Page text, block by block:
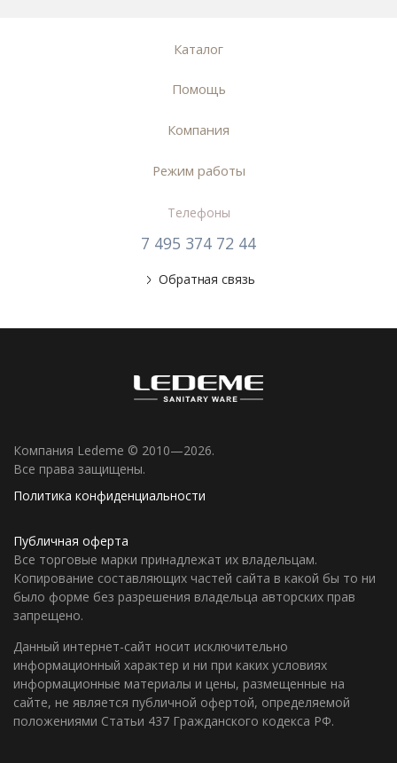
Каталог
Помощь
Компания
Режим работы
Телефоны
7 495 374 72 44
Обратная связь
Компания Ledeme © 2010—2026.
Все права защищены.
Политика конфиденциальности
Публичная оферта
Все торговые марки принадлежат их владельцам.
Копирование составляющих частей сайта в какой бы то ни
было форме без разрешения владельца авторских прав
запрещено.
Данный интернет-сайт носит исключительно
информационный характер и ни при каких условиях
информационные материалы и цены, размещенные на
сайте, не является публичной офертой, определяемой
положениями Статьи 437 Гражданского кодекса РФ.